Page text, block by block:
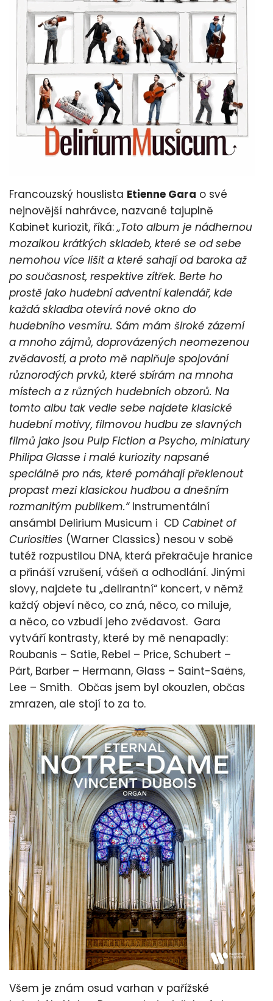
Francouzský houslista Etienne Gara o své
nejnovější nahrávce, nazvané tajuplně
Kabinet kuriozit, říká:„Toto album je nádhernou
mozaikou krátkých skladeb, které se od sebe
nemohou více lišit a které sahají od baroka až
po současnost, respektive zítřek. Berte ho
prostě jako hudební adventní kalendář, kde
každá skladba otevírá nové okno do
hudebního vesmíru. Sám mám široké zázemí
a mnoho zájmů, doprovázených neomezenou
zvědavostí, a proto mě naplňuje spojování
různorodých prvků, které sbírám na mnoha
místech a z různých hudebních obzorů. Na
tomto albu tak vedle sebe najdete klasické
hudební motivy, filmovou hudbu ze slavných
filmů jako jsou Pulp Fiction a Psycho, miniatury
Philipa Glasse i malé kuriozity napsané
speciálně pro nás, které pomáhají překlenout
propast mezi klasickou hudbou a dnešním
rozmanitým publikem.“ Instrumentální
ansámbl Delirium Musicum i CD Cabinet of
Curiosities (Warner Classics) nesou v sobě
tutéž rozpustilou DNA, která překračuje hranice
a přináší vzrušení, vášeň a odhodlání. Jinými
slovy, najdete tu „delirantní“ koncert, v němž
každý objeví něco, co zná, něco, co miluje,
a něco, co vzbudí jeho zvědavost. Gara
vytváří kontrasty, které by mě nenapadly:
Roubanis – Satie, Rebel – Price, Schubert –
Pärt, Barber – Hermann, Glass – Saint-Saëns,
Lee – Smith. Občas jsem byl okouzlen, občas
zmrazen, ale stojí to za to.
Všem je znám osud varhan v pařížské